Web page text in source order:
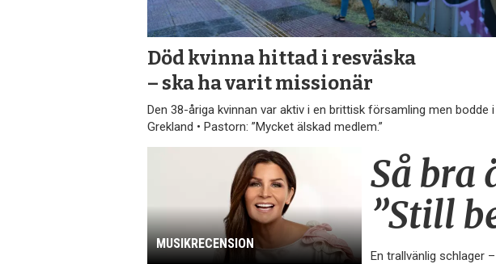
Död kvinna hittad i resväska
– ska ha varit missionär
Den 38-åriga kvinnan var aktiv i en brittisk församling men bodde i
Grekland • Pastorn: ”Mycket älskad medlem.”
MUSIKRECENSION
Så bra
”Still
En trallvänlig schlager